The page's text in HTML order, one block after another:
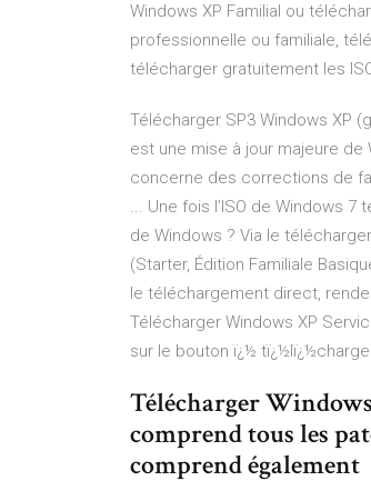
Windows XP Familial ou
professionnelle ou familiale,
télécharger gratuitement les
Télécharger SP3 Windows XP
est une mise à jour majeure
concerne des corrections de
... Une fois l’ISO de Windows
de Windows ? Via le
(Starter, Édition Familiale
le téléchargement direct,
Télécharger Windows XP
sur le bouton ï¿½
Télécharger
comprend tous les
comprend également